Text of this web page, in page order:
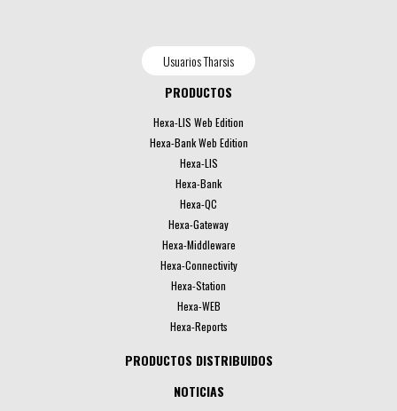
Usuarios Tharsis
PRODUCTOS
Hexa-LIS Web Edition
Hexa-Bank Web Edition
Hexa-LIS
Hexa-Bank
Hexa-QC
Hexa-Gateway
Hexa-Middleware
Hexa-Connectivity
Hexa-Station
Hexa-WEB
Hexa-Reports
PRODUCTOS DISTRIBUIDOS
NOTICIAS